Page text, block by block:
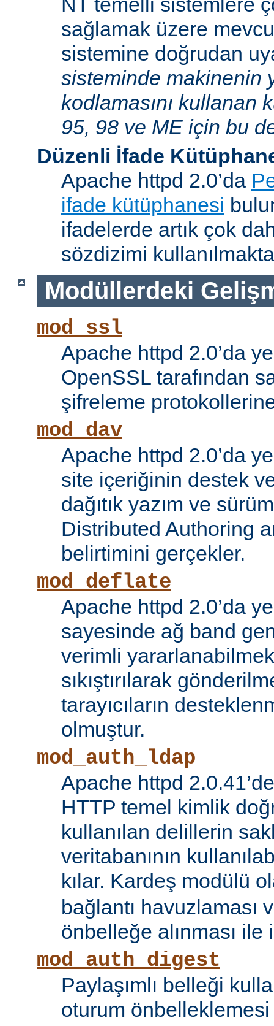
sağlamak üzere
sistemine doğrudan
sisteminde makinenin
kodlamasını kullanan
95, 98 ve ME için bu
Düzenli İfade
Apache httpd 2.0’da
ifade kütüphanesi
ifadelerde artık çok
sözdizimi
Modüllerdeki
mod_ssl
Apache httpd 2.0’da
OpenSSL tarafından
şifreleme
mod_dav
Apache httpd 2.0’da
site içeriğinin destek
dağıtık yazım ve
Distributed Authoring
belirtimini gerçekler.
mod_deflate
Apache httpd 2.0’da
sayesinde ağ band
verimli
sıkıştırılarak
tarayıcıların
olmuştur.
mod_auth_ldap
Apache httpd
HTTP temel kimlik
kullanılan delillerin
veritabanının
kılar. Kardeş modülü
bağlantı havuzlaması
önbelleğe alınması ile
mod_auth_digest
Paylaşımlı belleği
oturum